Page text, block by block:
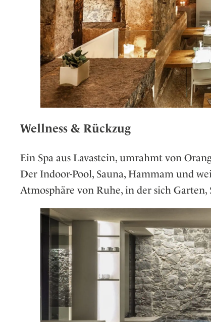
Wellness & Rückzug
Ein Spa aus Lavastein, umrahmt von
Der Indoor-Pool, Sauna, Hammam und
Atmosphäre von Ruhe, in der sich